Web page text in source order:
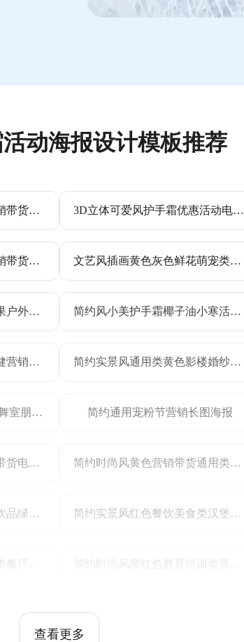
动海报设计模板推荐
实景风黄色美妆护肤类营销带货秋季护手霜营销宣传手机海报
时尚风黄色美容美业类营销带货中秋节美妆美业营销手机全屏海报
简约卡通风黄色果园摘水果户外活动宣传手机海报
简约风黄色三伏天医疗保健营销类手机全屏海报
时尚3D风蓝色运动健身类舞室朋友圈集赞活动营销全屏手机海报
简约喜庆风红色通用营销带货电商竖版海报
插画风通用类餐饮美食类饮品绿色福利活动营销长图海报
3D立体可爱风护手霜优惠活动电商竖版海报
文艺风插画黄色灰色鲜花萌宠类花艺活动营销手机全屏海报
简约风小美护手霜椰子油小寒活动价电商主图
简约实景风通用类黄色影楼婚纱照营销手机全屏海报
简约通用宠粉节营销长图海报
简约时尚风黄色营销带货通用类促销活动手机全屏海报
简约实景风红色餐饮美食类汉堡类餐饮美食营销手机全屏海报
查看更多